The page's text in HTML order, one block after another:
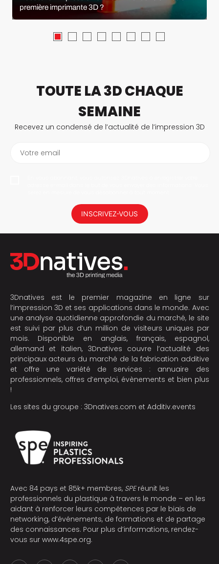
première imprimante 3D ?
TOUTE LA 3D CHAQUE
SEMAINE
Recevez un condensé de l’actualité de l’impression 3D
Votre email
INSCRIVEZ-VOUS
3Dnatives est le premier magazine en ligne sur
l’impression 3D et ses applications dans le monde. Avec
une analyse quotidienne approfondie du marché, le site
est suivi par plus d’un million de visiteurs uniques par
mois. Disponible en anglais, français, espagnol,
allemand et italien, 3Dnatives couvre l’actualité des
principaux acteurs du marché de la fabrication additive
et offre une variété de services : annuaire des
professionnels, offres d’emploi, évènements et bien plus
!
Les sites du groupe : 3Dnatives.com et Additiv.events
Avec 84 pays et 85k+ membres, SPEréunit les
professionnels du plastique à travers le monde – en les
aidant à renforcer leurs compétences par le biais de
networking, d’événements, de formations et de partage
des connaissances. Pour plus d’informations, rendez-
vous sur www.4spe.org.